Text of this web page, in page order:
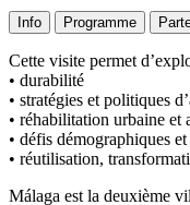
Info Programme
Cette visite permet
• durabilité
• stratégies et politiques
• réhabilitation urbaine et
• défis démographiques
• réutilisation,
Málaga est la deuxième